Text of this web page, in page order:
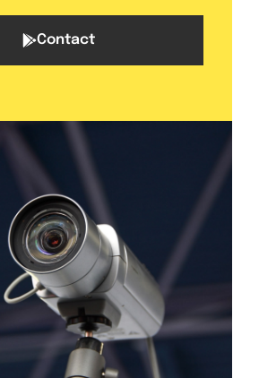
Contact